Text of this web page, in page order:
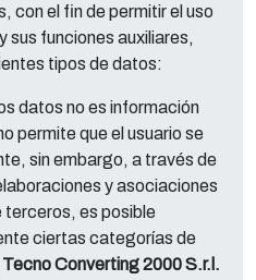
con el fin de permitir el uso
sus funciones auxiliares,
tipos de datos:
datos no es información
permite que el usuario se
sin embargo, a través de
y asociaciones
terceros, es posible
ciertas categorías de
Tecno Converting 2000 S.r.l.